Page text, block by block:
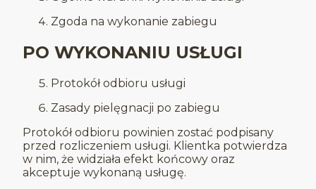
Zgoda na wykonanie zabiegu
PO WYKONANIU USŁUGI
Protokół odbioru usługi
Zasady pielęgnacji po zabiegu
Protokół odbioru powinien zostać podpisany
przed rozliczeniem usługi. Klientka potwierdza
w nim, że widziała efekt końcowy oraz
akceptuje wykonaną usługę.